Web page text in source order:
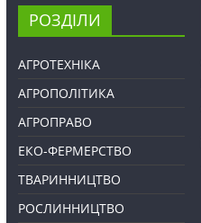
РОЗДІЛИ
АГРОТЕХНІКА
АГРОПОЛІТИКА
АГРОПРАВО
ЕКО-ФЕРМЕРСТВО
ТВАРИННИЦТВО
РОСЛИННИЦТВО